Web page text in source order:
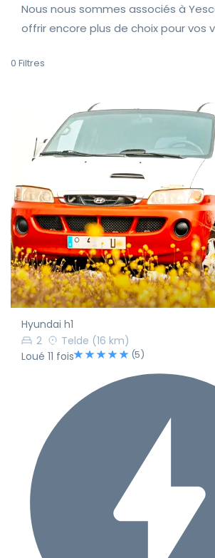
Nous nous sommes associés à
offrir encore plus de choix pour vos
0 Filtres
Hyundai h1
2
Telde (16 km)
Loué 11 fois
(5)